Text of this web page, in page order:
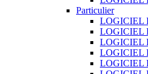
Particulier
LOGICIEL
LOGICIEL
LOGICIEL
LOGICIEL
LOGICIEL